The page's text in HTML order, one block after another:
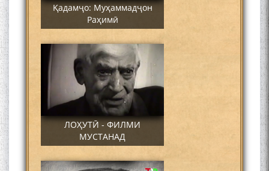
Қадамҷо: Муҳаммадҷон
Раҳимӣ
ЛОҲУТӢ - ФИЛМИ
МУСТАНАД